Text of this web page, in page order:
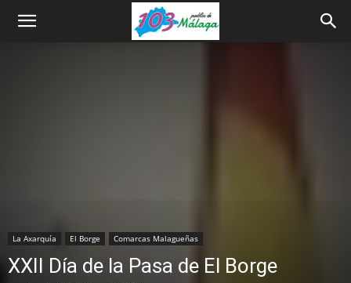
La Axarquía El Borge Comarcas Malagueñas
XXII Día de la Pasa de El Borge